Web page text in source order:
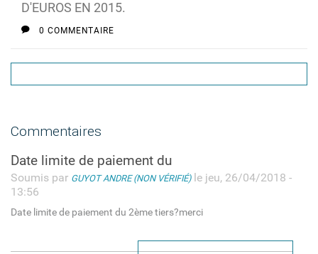
D'EUROS EN 2015.
0 COMMENTAIRE
Commentaires
Date limite de paiement du
Soumis par GUYOT ANDRE (NON VÉRIFIÉ)le jeu, 26/04/2018 -
13:56
Date limite de paiement du 2ème tiers?merci